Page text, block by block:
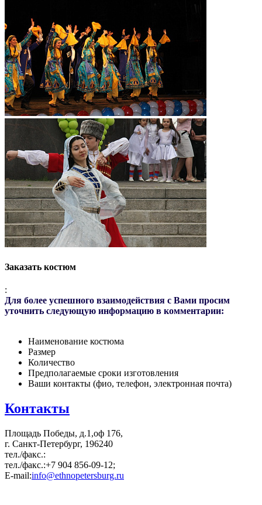
Заказать костюм
:
Для более успешного взаимодействия с Вами просим
уточнить следующую информацию в комментарии:
Наименование костюма
Размер
Количество
Предполагаемые сроки изготовления
Ваши контакты (фио, телефон, электронная почта)
Контакты
Площадь Победы, д.1,оф 176,
г. Санкт-Петербург, 196240
тел./факс.:
тел./факс.:+7 904 856-09-12;
E-mail:info@ethnopetersburg.ru